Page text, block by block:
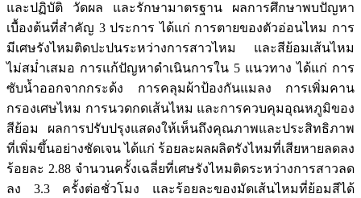
และปฏิบัติ วัดผล และรักษามาตรฐาน ผลการศึกษาพบปัญหา
เบื้องต้นที่สำคัญ 3 ประการ ได้แก่ การตายของตัวอ่อนไหม การ
มีเศษรังไหมติดปะปนระหว่างการสาวไหม และสีย้อมเส้นไหม
ไม่สม่ำเสมอ การแก้ปัญหาดำเนินการใน 5 แนวทาง ได้แก่ การ
ซับน้ำออกจากกระด้ง การคลุมผ้าป้องกันแมลง การเพิ่มคาน
กรองเศษไหม การนวดกดเส้นไหม และการควบคุมอุณหภูมิของ
สีย้อม ผลการปรับปรุงแสดงให้เห็นถึงคุณภาพและประสิทธิภาพ
ที่เพิ่มขึ้นอย่างชัดเจน ได้แก่ ร้อยละผลผลิตรังไหมที่เสียหายลดลง
ร้อยละ 2.88 จำนวนครั้งเฉลี่ยที่เศษรังไหมติดระหว่างการสาวลด
ลง 3.3 ครั้งต่อชั่วโมง และร้อยละของมัดเส้นไหมที่ย้อมสีได้